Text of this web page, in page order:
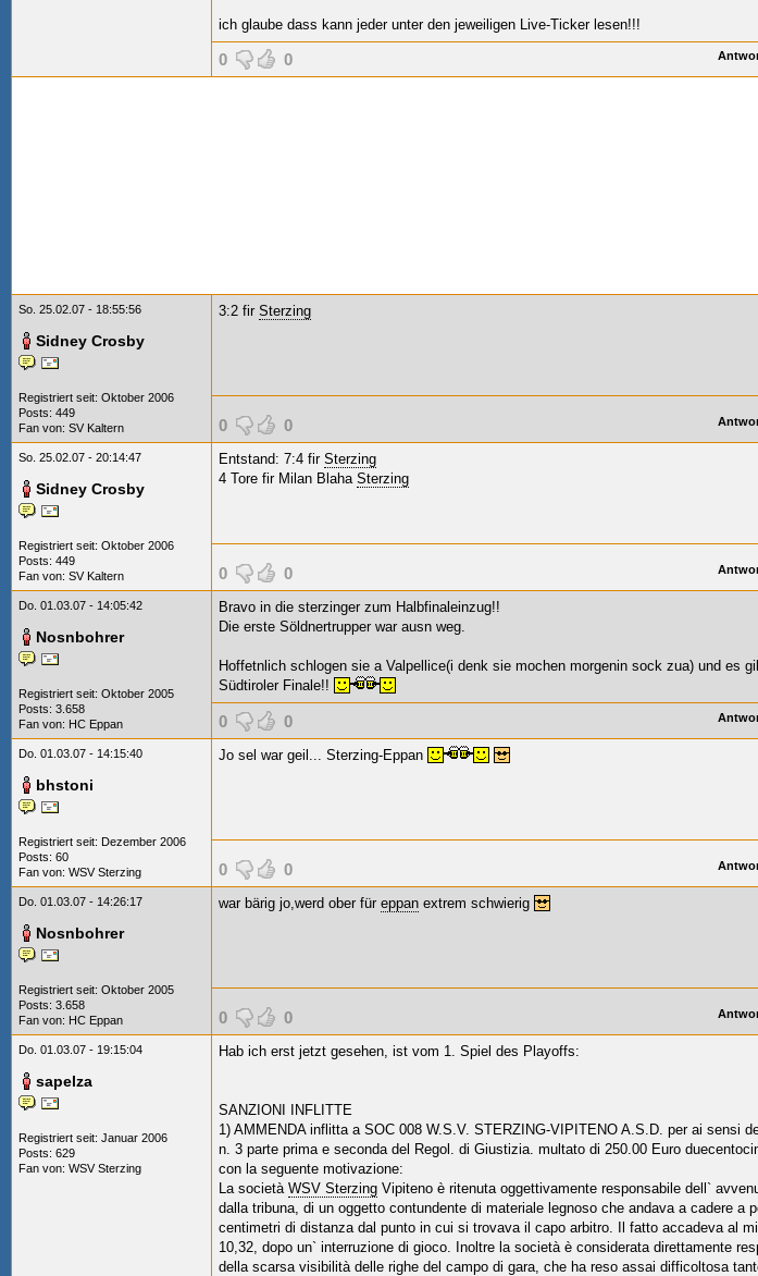
ich glaube dass kann jeder unter den jeweiligen Live-Ticker lesen!!!
0 0
So. 25.02.07 - 18:55:56
Sidney Crosby
Registriert seit: Oktober 2006
Posts: 449
Fan von: SV Kaltern
3:2 fir Sterzing
0 0
So. 25.02.07 - 20:14:47
Sidney Crosby
Registriert seit: Oktober 2006
Posts: 449
Fan von: SV Kaltern
Entstand: 7:4 fir Sterzing
4 Tore fir Milan Blaha Sterzing
0 0
Do. 01.03.07 - 14:05:42
Nosnbohrer
Registriert seit: Oktober 2005
Posts: 3.658
Fan von: HC Eppan
Bravo in die sterzinger zum Halbfinaleinzug!!
Die erste Söldnertrupper war ausn weg.
Hoffetnlich schlogen sie a Valpellice(i denk sie mochen morgenin sock zua) und es
Südtiroler Finale!!
0 0
Do. 01.03.07 - 14:15:40
bhstoni
Registriert seit: Dezember 2006
Posts: 60
Fan von: WSV Sterzing
Jo sel war geil... Sterzing-Eppan
0 0
Do. 01.03.07 - 14:26:17
Nosnbohrer
Registriert seit: Oktober 2005
Posts: 3.658
Fan von: HC Eppan
war bärig jo,werd ober für eppan extrem schwierig
0 0
Do. 01.03.07 - 19:15:04
sapelza
Registriert seit: Januar 2006
Posts: 629
Fan von: WSV Sterzing
Hab ich erst jetzt gesehen, ist vom 1. Spiel des Playoffs:
SANZIONI INFLITTE
1) AMMENDA inflitta a SOC 008 W.S.V. STERZING-VIPITENO A.S.D. per ai sensi
n. 3 parte prima e seconda del Regol. di Giustizia. multato di 250.00 Euro
con la seguente motivazione:
La società WSV Sterzing Vipiteno è ritenuta oggettivamente responsabile dell`
dalla tribuna, di un oggetto contundente di materiale legnoso che andava a cadere a
centimetri di distanza dal punto in cui si trovava il capo arbitro. Il fatto accadeva al
10,32, dopo un` interruzione di gioco. Inoltre la società è considerata direttamente
della scarsa visibilità delle righe del campo di gara, che ha reso assai difficoltosa